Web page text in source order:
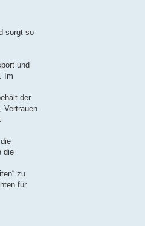
sorgt so
und
Im
der
Vertrauen
die
zu
für